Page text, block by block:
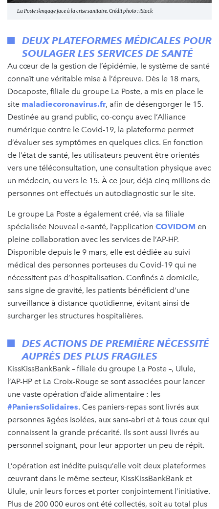
La Poste s’engage face à la crise sanitaire. Crédit photo : iStock
DEUX PLATEFORMES MÉDICALES POUR
SOULAGER LES SERVICES DE SANTÉ
Au cœur de la gestion de l’épidémie, le système de santé
connaît une véritable mise à l’épreuve. Dès le 18 mars,
Docaposte, filiale du groupe La Poste, a mis en place le
site maladiecoronavirus.fr, afin de désengorger le 15.
Destinée au grand public, co-conçu avec l’Alliance
numérique contre le Covid-19, la plateforme permet
d’évaluer ses symptômes en quelques clics. En fonction
de l’état de santé, les utilisateurs peuvent être orientés
vers une téléconsultation, une consultation physique avec
un médecin, ou vers le 15. À ce jour, déjà cinq millions de
personnes ont effectués un autodiagnostic sur le site.
Le groupe La Poste a également créé, via sa filiale
spécialisée Nouveal e-santé, l’application COVIDOM en
pleine collaboration avec les services de l’AP-HP.
Disponible depuis le 9 mars, elle est dédiée au suivi
médical des personnes porteuses du Covid-19 qui ne
nécessitent pas d’hospitalisation. Confinés à domicile,
sans signe de gravité, les patients bénéficient d’une
surveillance à distance quotidienne, évitant ainsi de
surcharger les structures hospitalières.
DES ACTIONS DE PREMIÈRE NÉCESSITÉ
AUPRÈS DES PLUS FRAGILES
KissKissBankBank – filiale du groupe La Poste –, Ulule,
l’AP-HP et La Croix-Rouge se sont associées pour lancer
une vaste opération d’aide alimentaire : les
#PaniersSolidaires. Ces paniers-repas sont livrés aux
personnes âgées isolées, aux sans-abri et à tous ceux qui
connaissent la grande précarité. Ils sont aussi livrés au
personnel soignant, pour leur apporter un peu de répit.
L’opération est inédite puisqu’elle voit deux plateformes
œuvrant dans le même secteur, KissKissBankBank et
Ulule, unir leurs forces et porter conjointement l’initiative.
Plus de 200 000 euros ont été collectés, soit au total plus